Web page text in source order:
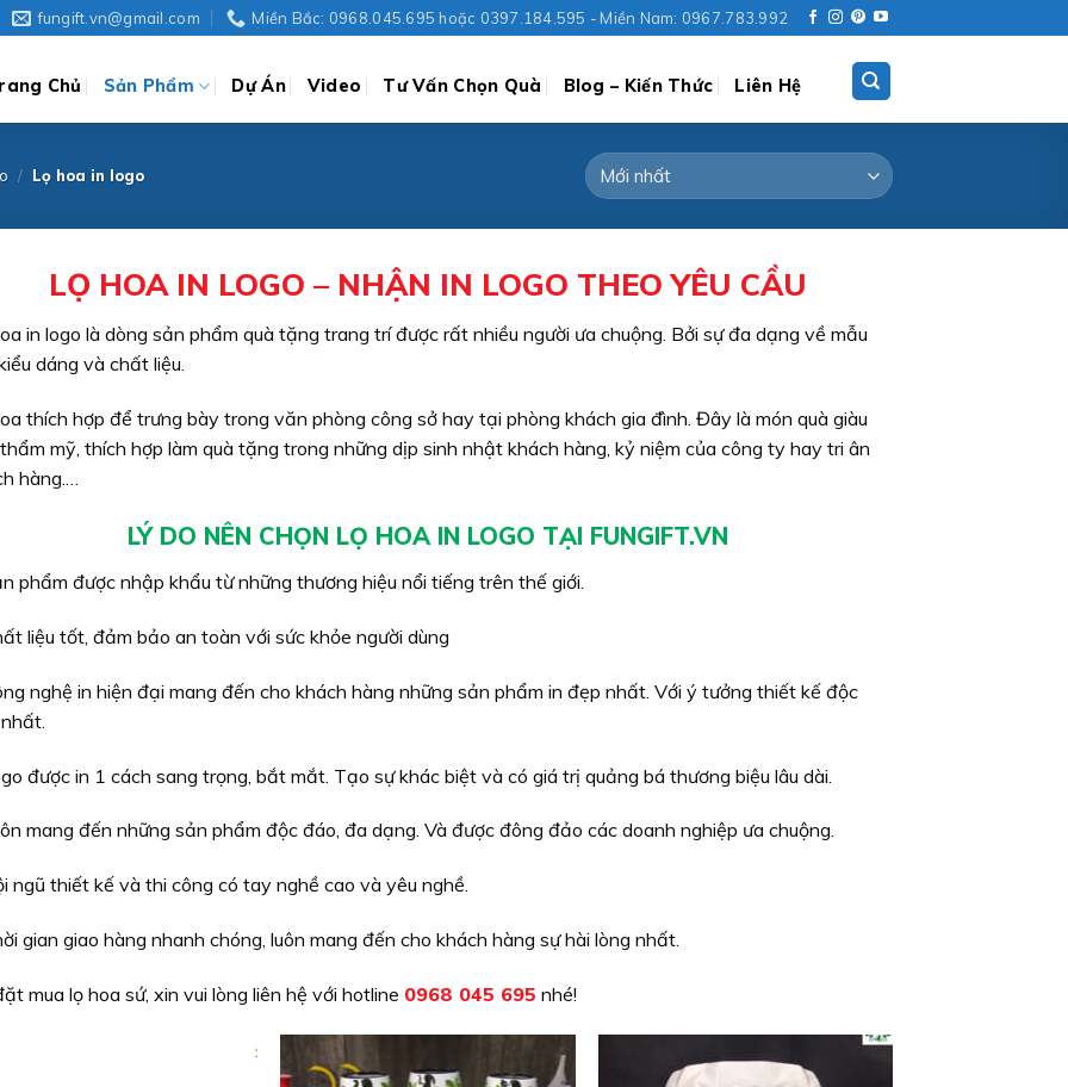
fungift.vn@gmail.com Miền Bắc: 0968.045.695 hoặc 0397.184.595 - Miền Nam: 0967.783.992
Chủ Sản Phẩm Dự Án Video Tư Vấn Chọn Quà Blog – Kiến Thức Liên Hệ
/ Lọ hoa in logo
LỌ HOA IN LOGO – NHẬN IN LOGO THEO YÊU CẦU
in logo là dòng sản phẩm quà tặng trang trí được rất nhiều người ưa chuộng. Bởi sự đa dạng về mẫu
dáng và chất liệu.
thích hợp để trưng bày trong văn phòng công sở hay tại phòng khách gia đình. Đây là món quà giàu
mỹ, thích hợp làm quà tặng trong những dịp sinh nhật khách hàng, kỷ niệm của công ty hay tri ân
hàng.…
LÝ DO NÊN CHỌN LỌ HOA IN LOGO TẠI FUNGIFT.VN
phẩm được nhập khẩu từ những thương hiệu nổi tiếng trên thế giới.
liệu tốt, đảm bảo an toàn với sức khỏe người dùng
nghệ in hiện đại mang đến cho khách hàng những sản phẩm in đẹp nhất. Với ý tưởng thiết kế độc
được in 1 cách sang trọng, bắt mắt. Tạo sự khác biệt và có giá trị quảng bá thương biệu lâu dài.
mang đến những sản phẩm độc đáo, đa dạng. Và được đông đảo các doanh nghiệp ưa chuộng.
ngũ thiết kế và thi công có tay nghề cao và yêu nghề.
gian giao hàng nhanh chóng, luôn mang đến cho khách hàng sự hài lòng nhất.
mua lọ hoa sứ, xin vui lòng liên hệ với hotline 0968 045 695 nhé!